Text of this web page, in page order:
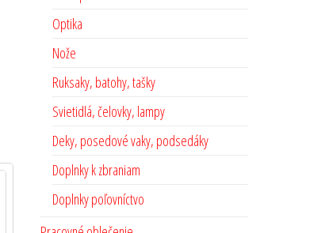
Optika
Nože
Ruksaky, batohy, tašky
Svietidlá, čelovky, lampy
Deky, posedové vaky, podsedáky
Doplnky k zbraniam
Doplnky poľovníctvo